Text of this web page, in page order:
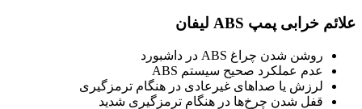
علائم خرابی پمپ ABS لیفان
روشن شدن چراغ ABS در داشبورد
عدم عملکرد صحیح سیستم ABS
لرزش یا صداهای غیرعادی در هنگام ترمزگیری
قفل شدن چرخ‌ها در هنگام ترمزگیری شدید